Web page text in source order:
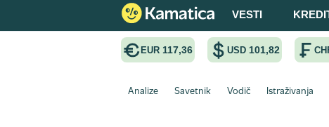
VESTI
EUR 117,36 USD 101,82
Analize Savetnik Vodič Istraživanja